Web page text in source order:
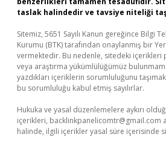
taslak halindedir ve tavsiye niteliği
Sitemiz, 5651 Sayılı Kanun gereğince Bilgi
Kurumu (BTK) tarafından onaylanmış bir
vermektedir. Bu nedenle, sitedeki
veya araştırma yükümlülüğümüz
yazdıkları içeriklerin sorumluluğunu
bu sorumluluğu kabul etmiş sayılırlar.
Hukuka ve yasal düzenlemelere aykırı
içerikleri, backlinkpanelicomtr@gmail.com
halinde, ilgili içerikler yasal süre içerisinde